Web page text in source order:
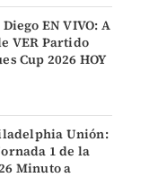
EN VIVO: A
VER Partido
Cup 2026 HOY
Unión:
1 de la
Minuto a